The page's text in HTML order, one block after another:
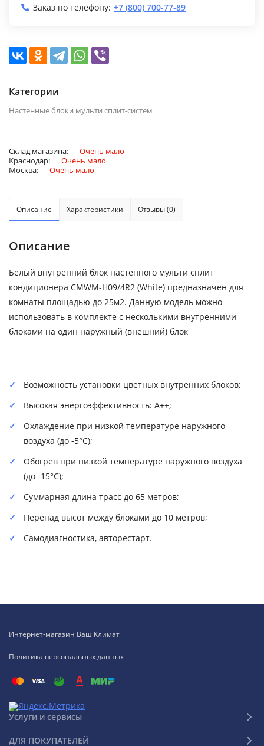
Заказ по телефону: +7 (800) 700-77-89
Категории
Настенные блоки мульти сплит-систем
Склад магазина:
Очень мало
Краснодар:
Очень мало
Москва:
Очень мало
Описание Характеристики Отзывы (0)
Описание
Белый внутренний блок настенного мульти сплит
кондиционера CMWM-H09/4R2 (White) предназначен для
комнаты площадью до 25м2. Данную модель можно
использовать в комплекте с несколькими внутренними
блоками на один наружный (внешний) блок
Возможность установки цветных внутренних блоков;
Высокая энергоэффективность: А++;
Охлаждение при низкой температуре наружного
воздуха (до -5°C);
Обогрев при низкой температуре наружного воздуха
(до -15°C);
Суммарная длина трасс до 65 метров;
Перепад высот между блоками до 10 метров;
Самодиагностика, авторестарт.
Интернет-магазин Ваш Климат
Политика персональных данных
Услуги и сервисы
ДЛЯ ПОКУПАТЕЛЕЙ